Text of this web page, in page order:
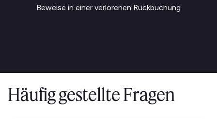
Beweise in einer verlorenen Rückbuchung
Häufig gestellte Fragen